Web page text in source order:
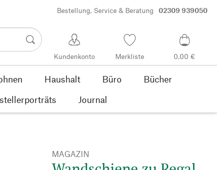
Bestellung, Service & Beratung 02309 939050
Kundenkonto Merkliste 0,00 €
Haushalt Büro
Bücher
Journal
MAGAZIN